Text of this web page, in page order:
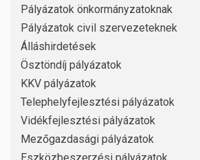
Pályázatok önkormányzatoknak
Pályázatok civil szervezeteknek
Álláshirdetések
Ösztöndíj pályázatok
KKV pályázatok
Telephelyfejlesztési pályázatok
Vidékfejlesztési pályázatok
Mezőgazdasági pályázatok